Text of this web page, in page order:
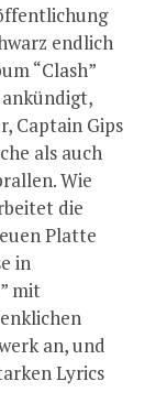
endlich
“Clash”
Captain Gips
als auch
Wie
die
Platte
in
mit
an, und
Lyrics